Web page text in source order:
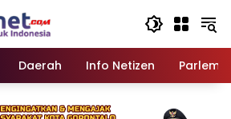
Daerah Info Netizen